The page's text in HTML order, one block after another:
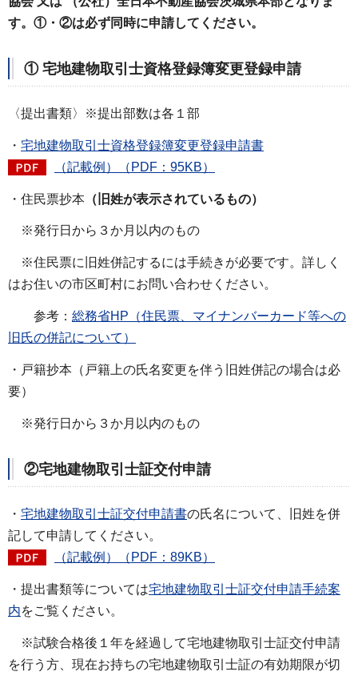
す。①・②は必ず同時に申請してください。
① 宅地建物取引士資格登録簿変更登録申請
〈提出書類〉※提出部数は各１部
・ 宅地建物取引士資格登録簿変更登録申請書
（記載例）（PDF：95KB）
・住民票抄本 （旧姓が表示されているもの）
※発行日から３か月以内のもの
※住民票に旧姓併記するには手続きが必要です。詳しく
はお住いの市区町村にお問い合わせください。
参考： 総務省HP（住民票、マイナンバーカード等への
旧氏の併記について）
・戸籍抄本（戸籍上の氏名変更を伴う旧姓併記の場合は必
要）
※発行日から３か月以内のもの
②宅地建物取引士証交付申請
・ 宅地建物取引士証交付申請書の氏名について、旧姓を併
記して申請してください。
（記載例）（PDF：89KB）
・提出書類等については宅地建物取引士証交付申請手続案
内をご覧ください。
※試験合格後１年を経過して宅地建物取引士証交付申請
を行う方、現在お持ちの宅地建物取引士証の有効期限が切